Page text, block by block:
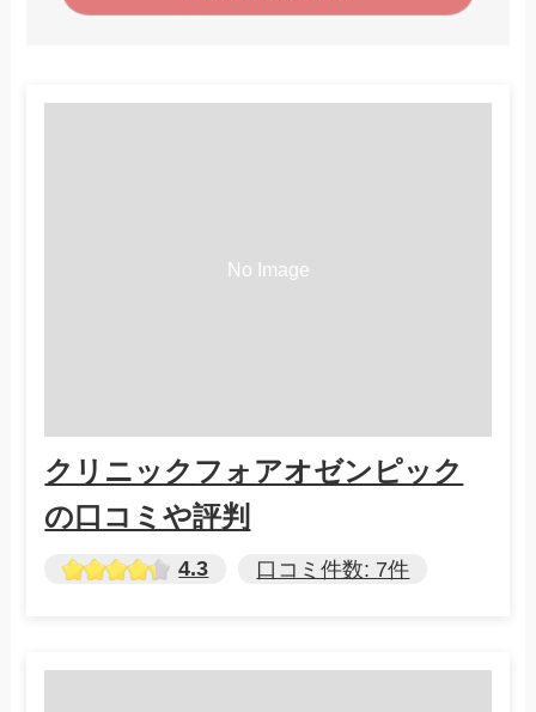
クリニックフォアオゼンピック
の口コミや評判
4.3 口コミ件数: 7件